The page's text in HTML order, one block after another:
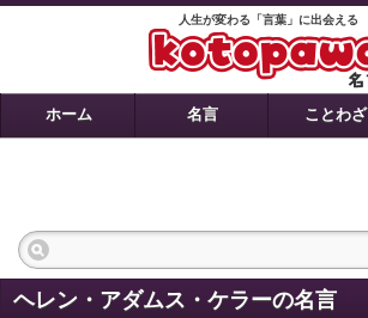
人生が変わる「言葉」に出会える
ホーム 名言 ことわざ
ヘレン・アダムス・ケラーの名言